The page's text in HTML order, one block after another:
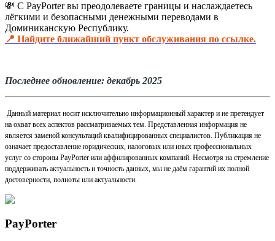
💸 С PayPorter вы преодолеваете границы и наслаждаетесь
лёгкими и безопасными денежными переводами в
Доминиканскую Республику.
📍 Найдите ближайший пункт обслуживания по ссылке.
Последнее обновление: декабрь 2025
Данный материал носит исключительно информационный характер и не претендует
на охват всех аспектов рассматриваемых тем. Представленная информация не
является заменой консультаций квалифицированных специалистов. Публикация не
означает предоставление юридических, налоговых или иных профессиональных
услуг со стороны PayPorter или аффилированных компаний. Несмотря на стремление
поддерживать актуальность и точность данных, мы не даём гарантий их полной
достоверности, полноты или актуальности.
PayPorter